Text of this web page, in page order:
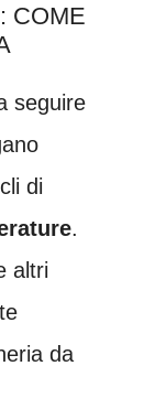
COME
seguire
di
.
altri
da